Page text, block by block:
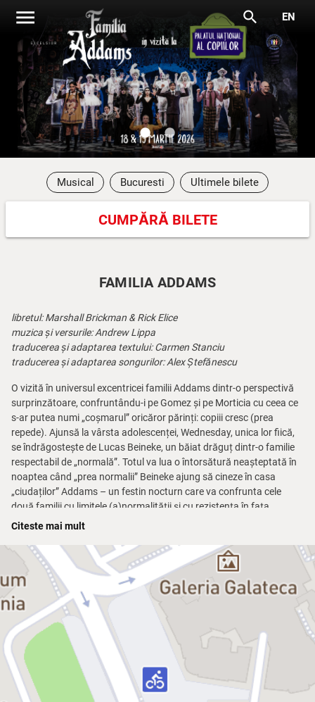
menu search EN
lens lens
Musical Bucuresti Ultimele bilete
CUMPĂRĂ BILETE
FAMILIA ADDAMS
libretul: Marshall Brickman & Rick Elice
muzica și versurile: Andrew Lippa
traducerea și adaptarea textului: Carmen Stanciu
traducerea și adaptarea songurilor: Alex Ștefănescu
O vizită în universul excentricei familii Addams dintr-o perspectivă
surprinzătoare, confruntându-i pe Gomez și pe Morticia cu ceea ce
s-ar putea numi „coșmarul” oricăror părinți: copiii cresc (prea
repede). Ajunsă la vârsta adolescenței, Wednesday, unica lor fiică,
se îndrăgostește de Lucas Beineke, un băiat drăguț dintr-o familie
respectabil de „normală”. Totul va lua o întorsătură neașteptată în
noaptea când „prea normalii” Beineke ajung să cineze în casa
„ciudaților” Addams – un festin nocturn care va confrunta cele
două familii cu limitele (a)normalității și cu rezistența în fața
schimbării.
Regia, coregrafia, costumele:
Răzvan Mazilu
Producția muzicală:
Alexandra și Alexei Turcan
Decoruri:Sabina Spatariu
Lighting design: Costi Baciu
Peruci, machiaj: Octavian Mardale
Pregătirea muzicală:Maria Alexievici
Video: Cristian Niculescu
Asistent coregrafie:
Monica Petrică
Asistent scenografie, recuzită:Andrei Șova
Efecte speciale și machiaj prostetic:
Școala de Machiaj Prostetic
Corepetitori:
Anca Săftulescu, Maria Alexievici
Citeste mai mult